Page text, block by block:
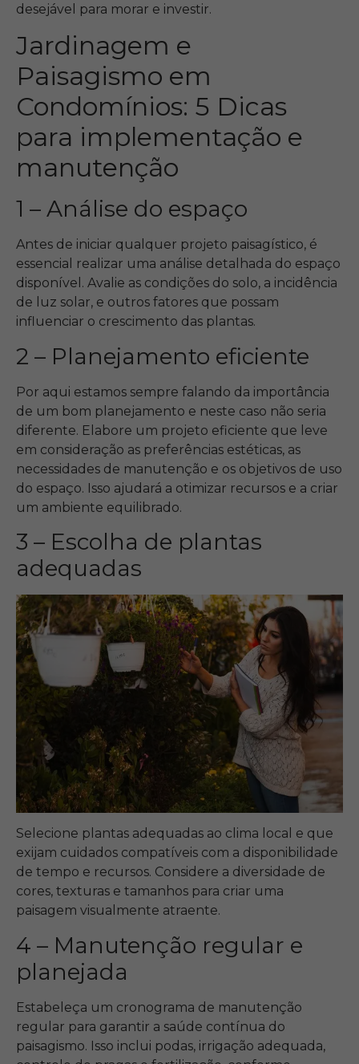
desejável para morar e investir.
Jardinagem e
Paisagismo em
Condomínios: 5 Dicas
para implementação e
manutenção
1 – Análise do espaço
Antes de iniciar qualquer projeto paisagístico, é
essencial realizar uma análise detalhada do espaço
disponível. Avalie as condições do solo, a incidência
de luz solar, e outros fatores que possam
influenciar o crescimento das plantas.
2 – Planejamento eficiente
Por aqui estamos sempre falando da importância
de um bom planejamento e neste caso não seria
diferente. Elabore um projeto eficiente que leve
em consideração as preferências estéticas, as
necessidades de manutenção e os objetivos de uso
do espaço. Isso ajudará a otimizar recursos e a criar
um ambiente equilibrado.
3 – Escolha de plantas
adequadas
Selecione plantas adequadas ao clima local e que
exijam cuidados compatíveis com a disponibilidade
de tempo e recursos. Considere a diversidade de
cores, texturas e tamanhos para criar uma
paisagem visualmente atraente.
4 – Manutenção regular e
planejada
Estabeleça um cronograma de manutenção
regular para garantir a saúde contínua do
paisagismo. Isso inclui podas, irrigação adequada,